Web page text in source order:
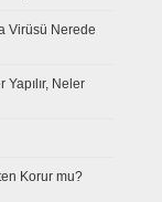
Virüsü Nerede
Yapılır, Neler
Korur mu?